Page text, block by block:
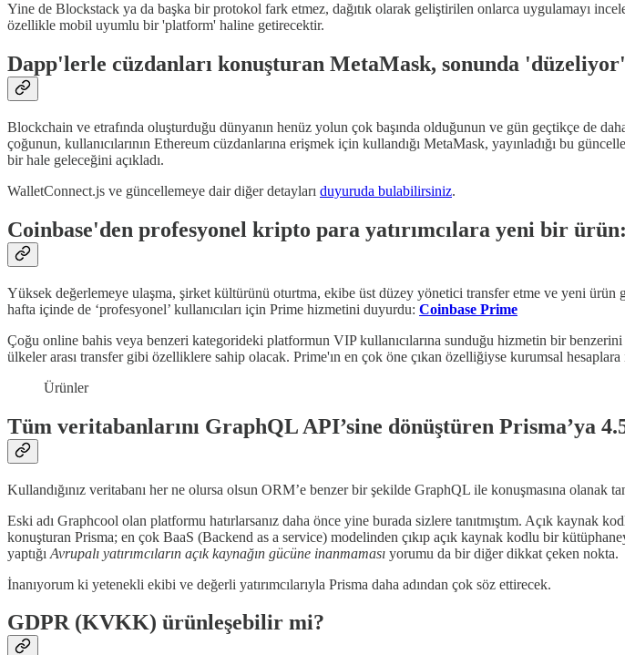
Yine de Blockstack ya da başka bir protokol fark etmez, dağıtık olarak geliştirilen onlarca uygulamayı
özellikle mobil uyumlu bir 'platform' haline getirecektir.
Dapp'lerle cüzdanları konuşturan MetaMask, sonunda 'düzeliyor'
Blockchain ve etrafında oluşturduğu dünyanın henüz yolun çok başında olduğunun ve gün geçtikçe de
çoğunun, kullanıcılarının Ethereum cüzdanlarına erişmek için kullandığı MetaMask, yayınladığı bu
bir hale geleceğini açıkladı.
WalletConnect.js ve güncellemeye dair diğer detayları duyuruda bulabilirsiniz.
Coinbase'den profesyonel kripto para yatırımcılara yeni bir
Yüksek değerlemeye ulaşma, şirket kültürünü oturtma, ekibe üst düzey yönetici transfer etme ve yeni ürün
hafta içinde de ‘profesyonel’ kullanıcıları için Prime hizmetini duyurdu: Coinbase Prime
Çoğu online bahis veya benzeri kategorideki platformun VIP kullanıcılarına sunduğu hizmetin bir benzerini
ülkeler arası transfer gibi özelliklere sahip olacak. Prime'ın en çok öne çıkan özelliğiyse kurumsal
Ürünler
Tüm veritabanlarını GraphQL API’sine dönüştüren Prisma’ya
Kullandığınız veritabanı her ne olursa olsun ORM’e benzer bir şekilde GraphQL ile konuşmasına olanak
Eski adı Graphcool olan platformu hatırlarsanız daha önce yine burada sizlere tanıtmıştım. Açık kaynak
konuşturan Prisma; en çok BaaS (Backend as a service) modelinden çıkıp açık kaynak kodlu bir
yaptığı Avrupalı yatırımcıların açık kaynağın gücüne inanmaması yorumu da bir diğer dikkat çeken nokta.
İnanıyorum ki yetenekli ekibi ve değerli yatırımcılarıyla Prisma daha adından çok söz ettirecek.
GDPR (KVKK) ürünleşebilir mi?